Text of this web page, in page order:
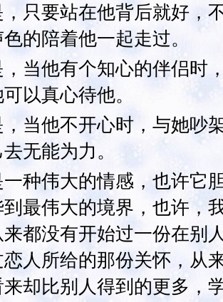
要站在他背后就好，
的陪着他一起走过。
他有个知心的伴侣时
以真心待他。
他不开心时，与她吵
无能为力。
伟大的情感，也许它
最伟大的境界，也许，
都没有开始过一份在别
人所给的那份关怀，从
却比别人得到的更多，